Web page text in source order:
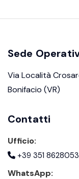
Sede
Via Località
Bonifacio (VR)
Contatti
Ufficio:
+39 351 8628053
WhatsApp: